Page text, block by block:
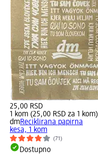
25,00 RSD
1 kom (25,00 RSD za 1 kom)
dmReciklirana papirna
kesa, 1 kom
(71)
Dostupno